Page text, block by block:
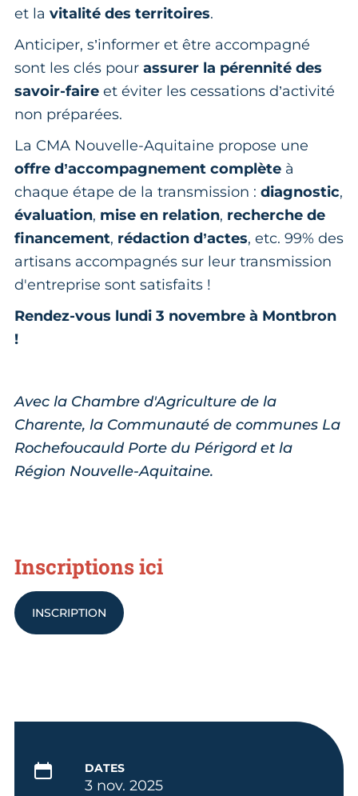
et la vitalité des territoires.
Anticiper, s’informer et être accompagné
sont les clés pour assurer la pérennité des
savoir-faire et éviter les cessations d’activité
non préparées.
La CMA Nouvelle-Aquitaine propose une
offre d’accompagnement complète à
chaque étape de la transmission : diagnostic,
évaluation, mise en relation, recherche de
financement, rédaction d’actes, etc. 99% des
artisans accompagnés sur leur transmission
d'entreprise sont satisfaits !
Rendez-vous lundi 3 novembre à Montbron
!
Avec la Chambre d'Agriculture de la
Charente, la Communauté de communes La
Rochefoucauld Porte du Périgord et la
Région Nouvelle-Aquitaine.
Inscriptions ici
INSCRIPTION
DATES
3 nov. 2025